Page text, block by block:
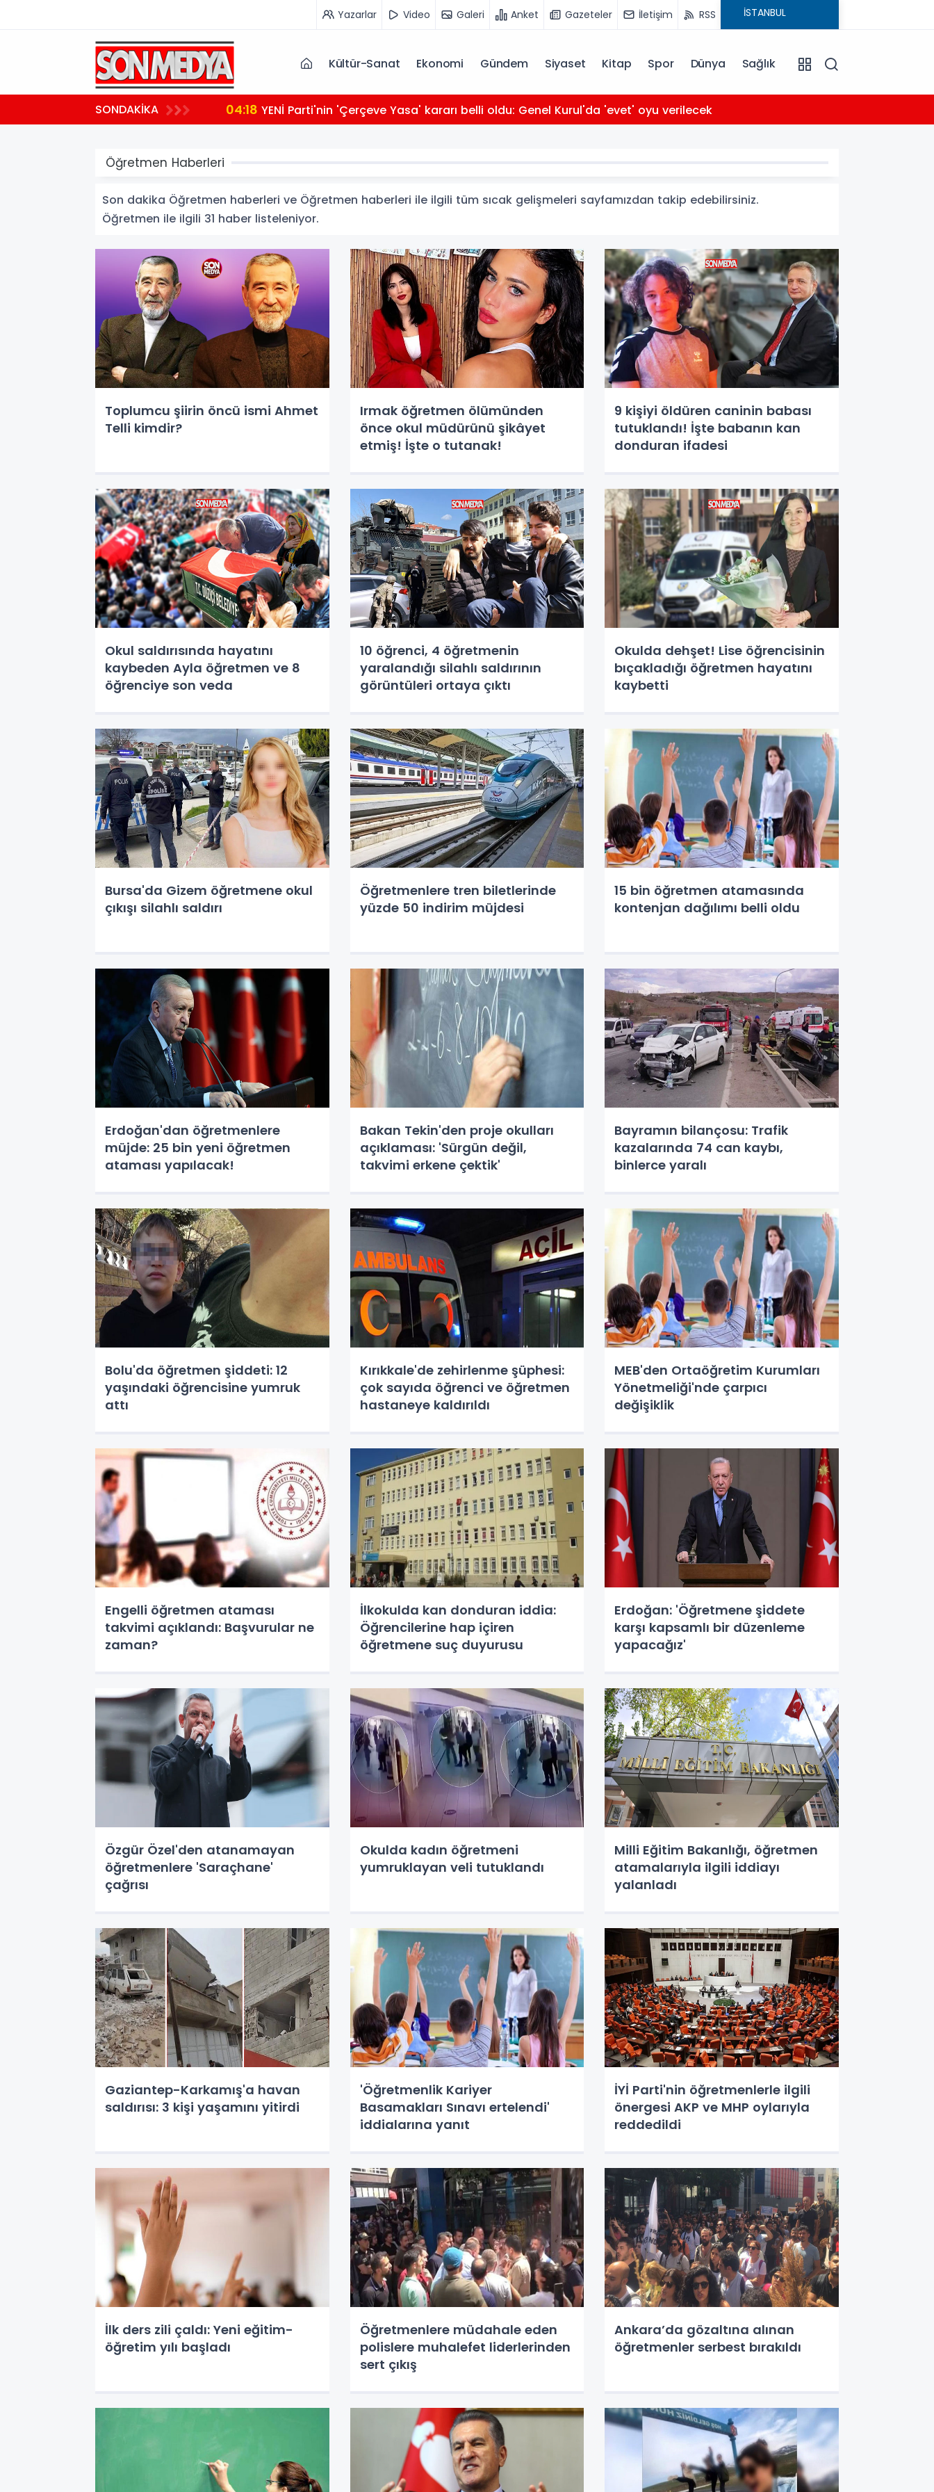
Yazarlar Video Galeri Anket Gazeteler İletişim RSS
Kültür-Sanat Ekonomi Gündem Siyaset Kitap Spor Dünya Sağlık
SONDAKİKA 04:18 YENİ Parti'nin 'Çerçeve Yasa' kararı belli oldu: Genel Kurul'da 'evet' oyu verilecek
Öğretmen Haberleri
Son dakika Öğretmen haberleri ve Öğretmen haberleri ile ilgili tüm sıcak gelişmeleri sayfamızdan takip edebilirsiniz.
Öğretmen ile ilgili 31 haber listeleniyor.
Toplumcu şiirin öncü ismi Ahmet
Telli kimdir?
Irmak öğretmen ölümünden
önce okul müdürünü şikâyet
etmiş! İşte o tutanak!
9 kişiyi öldüren caninin babası
tutuklandı! İşte babanın kan
donduran ifadesi
Okul saldırısında hayatını
kaybeden Ayla öğretmen ve 8
öğrenciye son veda
10 öğrenci, 4 öğretmenin
yaralandığı silahlı saldırının
görüntüleri ortaya çıktı
Okulda dehşet! Lise öğrencisinin
bıçakladığı öğretmen hayatını
kaybetti
Bursa'da Gizem öğretmene okul
çıkışı silahlı saldırı
Öğretmenlere tren biletlerinde
yüzde 50 indirim müjdesi
15 bin öğretmen atamasında
kontenjan dağılımı belli oldu
Erdoğan'dan öğretmenlere
müjde: 25 bin yeni öğretmen
ataması yapılacak!
Bakan Tekin'den proje okulları
açıklaması: 'Sürgün değil,
takvimi erkene çektik'
Bayramın bilançosu: Trafik
kazalarında 74 can kaybı,
binlerce yaralı
Bolu'da öğretmen şiddeti: 12
yaşındaki öğrencisine yumruk
attı
Kırıkkale'de zehirlenme şüphesi:
çok sayıda öğrenci ve öğretmen
hastaneye kaldırıldı
MEB'den Ortaöğretim Kurumları
Yönetmeliği'nde çarpıcı
değişiklik
Engelli öğretmen ataması
takvimi açıklandı: Başvurular ne
zaman?
İlkokulda kan donduran iddia:
Öğrencilerine hap içiren
öğretmene suç duyurusu
Erdoğan: 'Öğretmene şiddete
karşı kapsamlı bir düzenleme
yapacağız'
Özgür Özel'den atanamayan
öğretmenlere 'Saraçhane'
çağrısı
Okulda kadın öğretmeni
yumruklayan veli tutuklandı
Milli Eğitim Bakanlığı, öğretmen
atamalarıyla ilgili iddiayı
yalanladı
Gaziantep-Karkamış'a havan
saldırısı: 3 kişi yaşamını yitirdi
'Öğretmenlik Kariyer
Basamakları Sınavı ertelendi'
iddialarına yanıt
İYİ Parti'nin öğretmenlerle ilgili
önergesi AKP ve MHP oylarıyla
reddedildi
İlk ders zili çaldı: Yeni eğitim-
öğretim yılı başladı
Öğretmenlere müdahale eden
polislere muhalefet liderlerinden
sert çıkış
Ankara’da gözaltına alınan
öğretmenler serbest bırakıldı